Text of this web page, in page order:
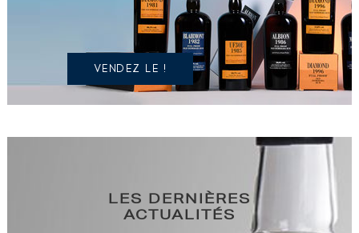
IDENTIQUE
VENDEZ LE !
LES DERNIÈRES
ACTUALITÉS